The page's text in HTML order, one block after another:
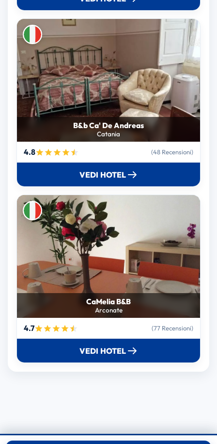
B&b Ca' De Andreas
Catania
4.8 (48 Recensioni)
VEDI HOTEL
CaMelia B&B
Arconate
4.7 (77 Recensioni)
VEDI HOTEL